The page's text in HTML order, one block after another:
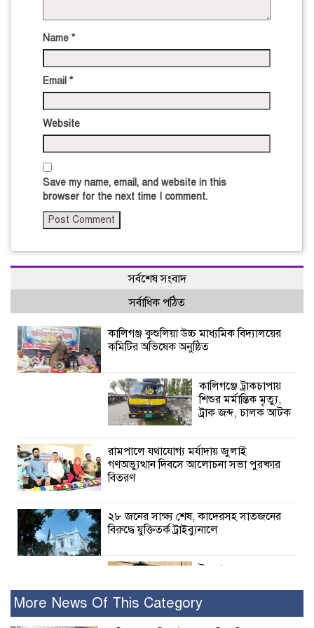
Name *
Email *
Website
Save my name, email, and website in this
browser for the next time I comment.
সর্বশেষ সংবাদ
সর্বাধিক পঠিত
কালিগঞ্জ কুশুলিয়া উচ্চ মাধ্যমিক বিদ্যালয়ের
কমিটির অভিষেক অনুষ্ঠিত
কালিগঞ্জে ট্রাকচাপায়
শিশুর মর্মান্তিক মৃত্যু,
ট্রাক জব্দ, চালক আটক
রামপালে যথাযোগ্য মর্যাদায় জুলাই
গণঅভ্যুত্থান দিবসে আলোচনা সভা পুরষ্কার
বিতরণ
২৮ জনের সাক্ষ্য শেষ, কাদেরসহ সাতজনের
বিরুদ্ধে যুক্তিতর্ক ট্রাইব্যুনালে
ইসলামের সবচেয়ে
নুর
More News Of This Category